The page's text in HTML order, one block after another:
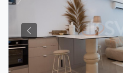
Previous